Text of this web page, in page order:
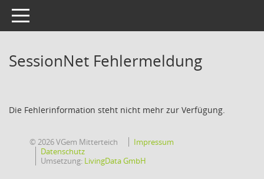
Toggle navigation
SessionNet Fehlermeldung
Die Fehlerinformation steht nicht mehr zur Verfügung.
© 2026 VGem Mitterteich
Impressum
Datenschutz
Umsetzung: LivingData GmbH